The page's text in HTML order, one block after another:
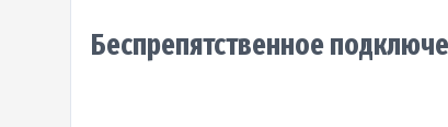
Беспрепятственное